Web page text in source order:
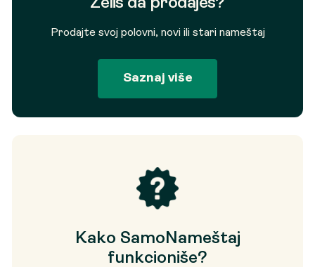
Prodajte svoj polovni, novi ili stari nameštaj
Saznaj više
Kako SamoNameštaj
funkcioniše?